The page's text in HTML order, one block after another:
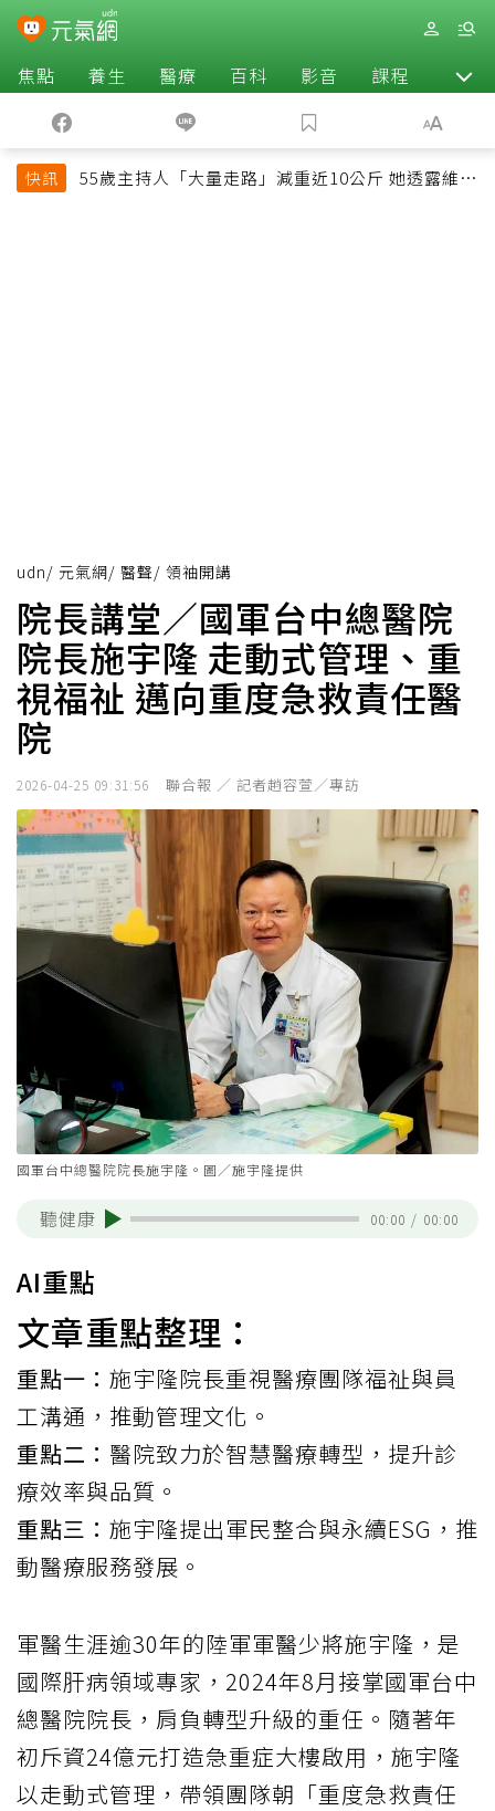
焦點 養生 醫療 百科 影音 課程 退休
快訊
55歲主持人「大量走路」減重近10公斤 她透露維持
udn/ 元氣網/ 醫聲/ 領袖開講
院長講堂／國軍台中總醫院
院長施宇隆 走動式管理、重
視福祉 邁向重度急救責任醫
院
2026-04-25 09:31:56 聯合報 ／ 記者趙容萱／專訪
國軍台中總醫院院長施宇隆。圖／施宇隆提供
聽健康 00:00 / 00:00
AI重點
文章重點整理：
重點一： 施宇隆院長重視醫療團隊福祉與員
工溝通，推動管理文化。
重點二： 醫院致力於智慧醫療轉型，提升診
療效率與品質。
重點三： 施宇隆提出軍民整合與永續ESG，推
動醫療服務發展。
軍醫生涯逾30年的陸軍軍醫少將施宇隆，是
國際肝病領域專家，2024年8月接掌國軍台中
總醫院院長，肩負轉型升級的重任。隨著年
初斥資24億元打造急重症大樓啟用，施宇隆
以走動式管理，帶領團隊朝「重度急救責任